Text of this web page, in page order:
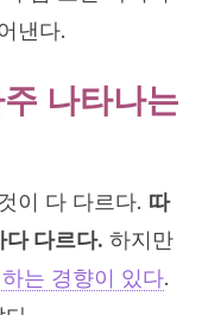
낸다.
나타나는
이 다 다르다. 따
다 다르다. 하지만
는 경향이 있다.